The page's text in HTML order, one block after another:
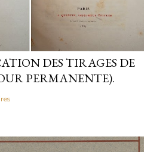
DES TIRAGES DE
PERMANENTE).